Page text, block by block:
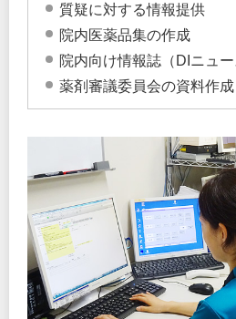
質疑に対する情報提供
院内医薬品集の作成
院内向け情報誌（DIニュ
薬剤審議委員会の資料作成